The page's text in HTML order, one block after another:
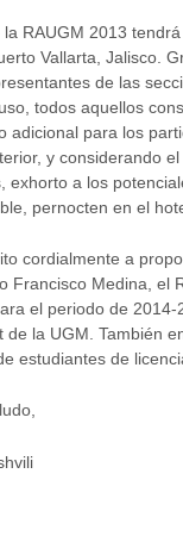
RAUGM 2013
Vallarta, Jalisco.
de las
todos aquellos
adicional para los
y considerando
exhorto a los
pernocten en el
cordialmente a
Francisco Medina, el
el periodo de
de la UGM. También
estudiantes de